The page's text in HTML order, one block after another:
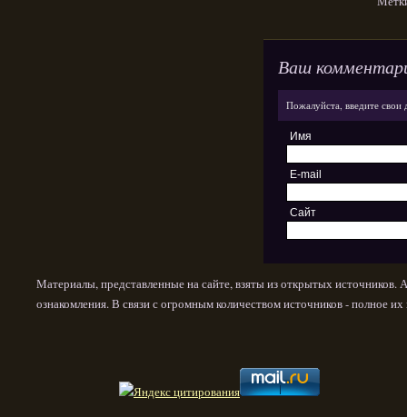
Ваш
Пожалуйста, введите
Имя
E-mail
Сайт
Материалы, представленные на сайте, взяты из открытых
ознакомления. В связи с огромным количеством источников - полное